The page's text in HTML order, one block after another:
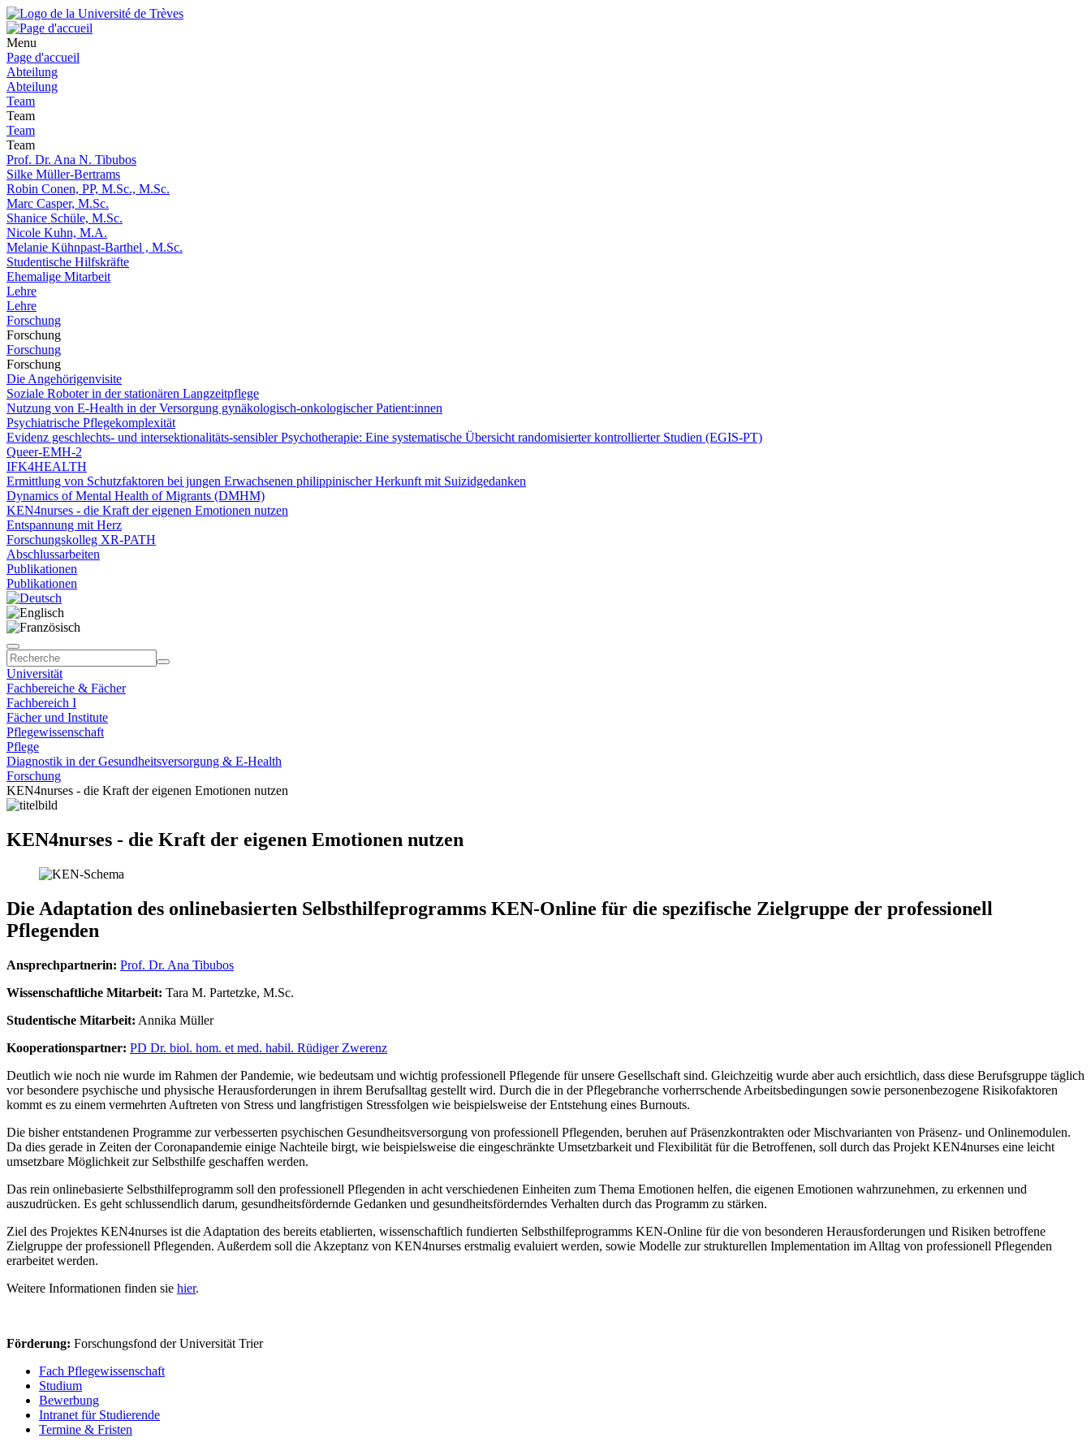
Menu
Page d'accueil
Abteilung
Abteilung
Team
Team
Team
Team
Prof. Dr. Ana N. Tibubos
Silke Müller-Bertrams
Robin Conen, PP, M.Sc., M.Sc.
Marc Casper, M.Sc.
Shanice Schüle, M.Sc.
Nicole Kuhn, M.A.
Melanie Kühnpast-Barthel , M.Sc.
Studentische Hilfskräfte
Ehemalige Mitarbeit
Lehre
Lehre
Forschung
Forschung
Forschung
Forschung
Die Angehörigenvisite
Soziale Roboter in der stationären Langzeitpflege
Nutzung von E-Health in der Versorgung gynäkologisch-onkologischer Patient:innen
Psychiatrische Pflegekomplexität
Evidenz geschlechts- und intersektionalitäts-sensibler Psychotherapie: Eine systematische Übersicht randomisierter kontrollierter Studien (EGIS-PT)
Queer-EMH-2
IFK4HEALTH
Ermittlung von Schutzfaktoren bei jungen Erwachsenen philippinischer Herkunft mit Suizidgedanken
Dynamics of Mental Health of Migrants (DMHM)
KEN4nurses - die Kraft der eigenen Emotionen nutzen
Entspannung mit Herz
Forschungskolleg XR-PATH
Abschlussarbeiten
Publikationen
Publikationen
Universität
Fachbereiche & Fächer
Fachbereich I
Fächer und Institute
Pflegewissenschaft
Pflege
Diagnostik in der Gesundheitsversorgung & E-Health
Forschung
KEN4nurses - die Kraft der eigenen Emotionen nutzen
KEN4nurses - die Kraft der eigenen Emotionen nutzen
Die Adaptation des onlinebasierten Selbsthilfeprogramms KEN-Online für die spezifische Zielgruppe der professionell
Pflegenden
Ansprechpartnerin: Prof. Dr. Ana Tibubos
Wissenschaftliche Mitarbeit: Tara M. Partetzke, M.Sc.
Studentische Mitarbeit: Annika Müller
Kooperationspartner: PD Dr. biol. hom. et med. habil. Rüdiger Zwerenz
Deutlich wie noch nie wurde im Rahmen der Pandemie, wie bedeutsam und wichtig professionell Pflegende für unsere Gesellschaft sind. Gleichzeitig wurde aber auch ersichtlich, dass diese Berufsgruppe täglich
vor besondere psychische und physische Herausforderungen in ihrem Berufsalltag gestellt wird. Durch die in der Pflegebranche vorherrschende Arbeitsbedingungen sowie personenbezogene Risikofaktoren
kommt es zu einem vermehrten Auftreten von Stress und langfristigen Stressfolgen wie beispielsweise der Entstehung eines Burnouts.
Die bisher entstandenen Programme zur verbesserten psychischen Gesundheitsversorgung von professionell Pflegenden, beruhen auf Präsenzkontrakten oder Mischvarianten von Präsenz- und Onlinemodulen.
Da dies gerade in Zeiten der Coronapandemie einige Nachteile birgt, wie beispielsweise die eingeschränkte Umsetzbarkeit und Flexibilität für die Betroffenen, soll durch das Projekt KEN4nurses eine leicht
umsetzbare Möglichkeit zur Selbsthilfe geschaffen werden.
Das rein onlinebasierte Selbsthilfeprogramm soll den professionell Pflegenden in acht verschiedenen Einheiten zum Thema Emotionen helfen, die eigenen Emotionen wahrzunehmen, zu erkennen und
auszudrücken. Es geht schlussendlich darum, gesundheitsfördernde Gedanken und gesundheitsförderndes Verhalten durch das Programm zu stärken.
Ziel des Projektes KEN4nurses ist die Adaptation des bereits etablierten, wissenschaftlich fundierten Selbsthilfeprogramms KEN-Online für die von besonderen Herausforderungen und Risiken betroffene
Zielgruppe der professionell Pflegenden. Außerdem soll die Akzeptanz von KEN4nurses erstmalig evaluiert werden, sowie Modelle zur strukturellen Implementation im Alltag von professionell Pflegenden
erarbeitet werden.
Weitere Informationen finden sie hier.
Förderung: Forschungsfond der Universität Trier
Fach Pflegewissenschaft
Studium
Bewerbung
Intranet für Studierende
Termine & Fristen